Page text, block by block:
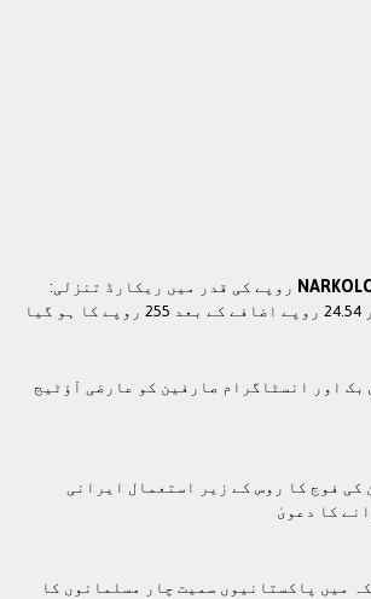
روپے کی قدر میں ریکارڈ تنزلی:
بک اور انسٹاگرام صارفین کو عارضی آؤٹیج
کی فوج کا روس کے زیر استعمال ایرانی
کا دعویٰ
میں پاکستانیوں سمیت چار مسلمانوں کا